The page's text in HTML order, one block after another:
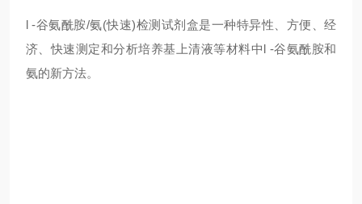
l -谷氨酰胺/氨(快速)检测试剂盒是一种特异性、方便、经
济、快速测定和分析培养基上清液等材料中l -谷氨酰胺和
氨的新方法。